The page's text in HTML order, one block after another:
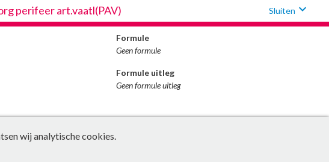
perifeer art.vaatl(PAV) Sluiten expand_more
Formule
Geen formule
Formule uitleg
Geen formule uitleg
wij analytische cookies.